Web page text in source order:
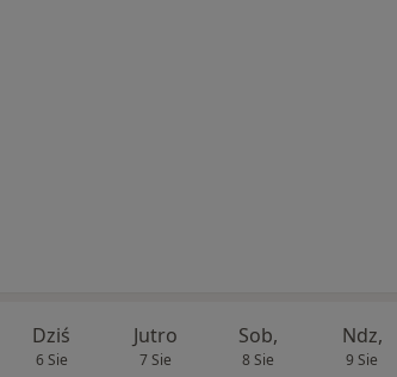
Dziś
6 Sie
Jutro
7 Sie
Sob,
8 Sie
Ndz,
9 Sie